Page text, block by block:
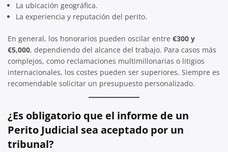
La ubicación geográfica.
La experiencia y reputación del perito.
En general, los honorarios pueden oscilar entre €300 y
€5,000, dependiendo del alcance del trabajo. Para casos más
complejos, como reclamaciones multimillonarias o litigios
internacionales, los costes pueden ser superiores. Siempre es
recomendable solicitar un presupuesto personalizado.
¿Es obligatorio que el informe de un
Perito Judicial sea aceptado por un
tribunal?